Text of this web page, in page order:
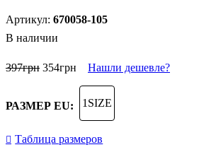
670058-105
В наличии
397грн 354грн Нашли дешевле?
РАЗМЕР EU: 1SIZE
Таблица размеров